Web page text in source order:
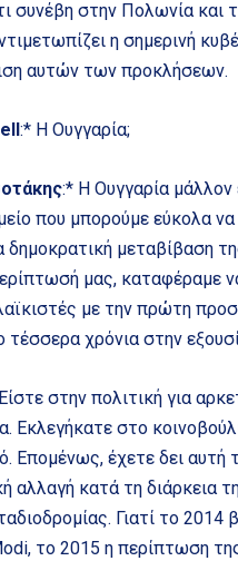
συνέβη στην Πολωνία και
η σημερινή
αυτών των προκλήσεων.
:* Η Ουγγαρία;
:* Η Ουγγαρία μάλλον
που μπορούμε εύκολα να
δημοκρατική μεταβίβαση
μας, καταφέραμε
με την πρώτη
τέσσερα χρόνια στην
στην πολιτική για
Εκλεγήκατε στο
Επομένως, έχετε δει αυτή
αλλαγή κατά τη διάρκεια
Γιατί το 2014
το 2015 η περίπτωση